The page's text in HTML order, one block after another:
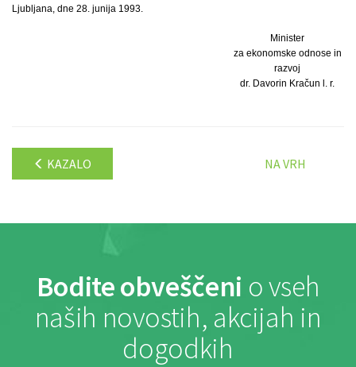
Ljubljana, dne 28. junija 1993.
Minister
za ekonomske odnose in
razvoj
dr. Davorin Kračun l. r.
KAZALO NA VRH
Bodite obveščeni o vseh
naših novostih, akcijah in
dogodkih